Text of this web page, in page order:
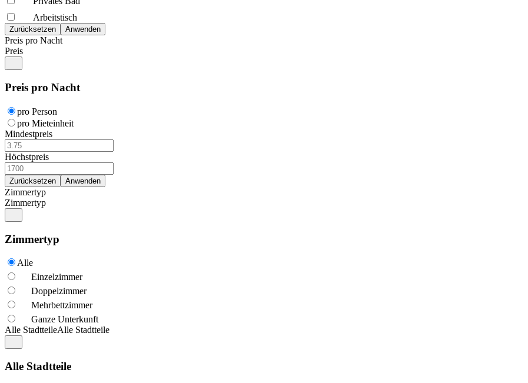
Arbeitstisch
Preis pro Nacht
Preis
Preis pro Nacht
pro Person
pro Mieteinheit
Mindestpreis
Höchstpreis
Zimmertyp
Zimmertyp
Zimmertyp
Alle
Einzelzimmer
Doppelzimmer
Mehrbettzimmer
Ganze Unterkunft
Alle StadtteileAlle Stadtteile
Alle Stadtteile